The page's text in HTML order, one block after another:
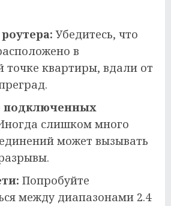
Убедитесь, что
в
точке квартиры, вдали от
подключенных
слишком много
может вызывать
Попробуйте
между диапазонами 2.4